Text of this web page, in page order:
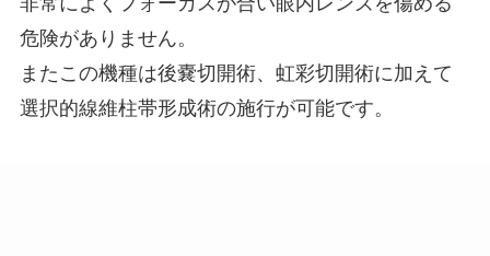
危険がありません。
またこの機種は後嚢切開術、虹彩切開術に加えて
選択的線維柱帯形成術の施行が可能です。